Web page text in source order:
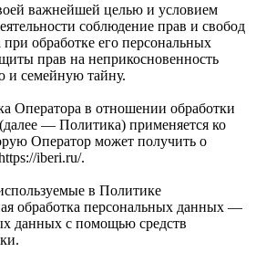
важнейшей целью и условием
соблюдение прав и свобод
обработке его персональных
прав на неприкосновенность
и семейную тайну.
Оператора в отношении обработки
— Политика) применяется ко
Оператор может получить о
iberi.ru/.
в Политике
обработка персональных данных —
данных с помощью средств